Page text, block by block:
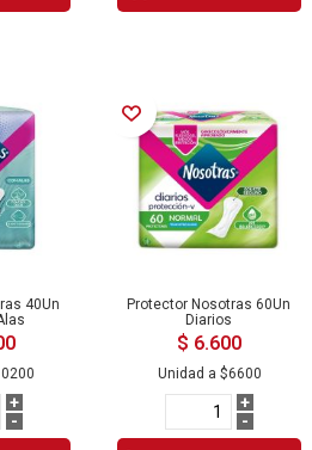
40Un
+
-
Añadir a la Lista de Deseos
Protector Nosotras 60Un
Diarios
$ 6.600
Unidad a $6600
+
-